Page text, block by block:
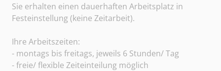
Sie erhalten einen dauerhaften Arbeitsplatz in
Festeinstellung (keine Zeitarbeit).
Ihre Arbeitszeiten:
- montags bis freitags, jeweils 6 Stunden/ Tag
- freie/ flexible Zeiteinteilung möglich